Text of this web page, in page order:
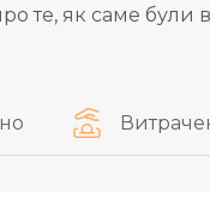
те, як саме були